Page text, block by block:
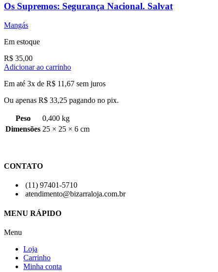
Os Supremos: Segurança Nacional. Salvat
Mangás
Em estoque
R$ 35,00
Adicionar ao carrinho
Em até 3x de R$ 11,67 sem juros
Ou apenas R$ 33,25 pagando no pix.
Peso
0,400 kg
Dimensões 25 × 25 × 6 cm
CONTATO
(11) 97401-5710
atendimento@bizarraloja.com.br
MENU RÁPIDO
Menu
Loja
Carrinho
Minha conta